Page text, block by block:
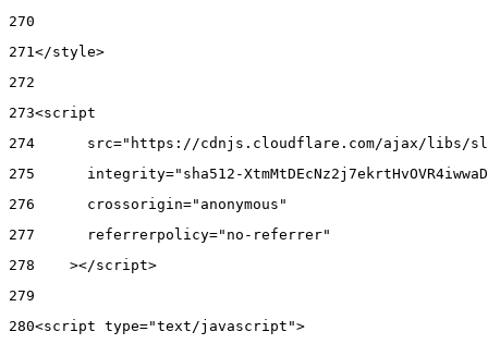
270
271 </style>
272
273<script
274
src="https://cdnjs.cloudflare.com/ajax/libs/
275
integrity="sha512-
276
      crossorigin="anonymous"
277
      referrerpolicy="no-referrer"
278
    ></script>
279
280<script type="text/javascript">